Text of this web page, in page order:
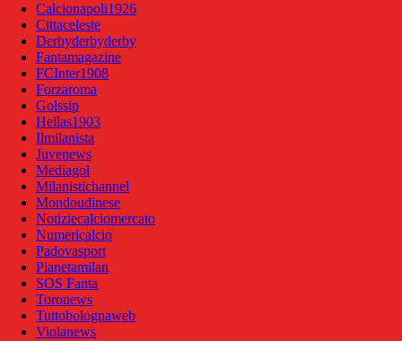
Calcionapoli1926
Cittaceleste
Derbyderbyderby
Fantamagazine
FCInter1908
Forzaroma
Golssip
Hellas1903
Ilmilanista
Juvenews
Mediagol
Milanistichannel
Mondoudinese
Notiziecalciomercato
Numericalcio
Padovasport
Pianetamilan
SOS Fanta
Toronews
Tuttobolognaweb
Violanews